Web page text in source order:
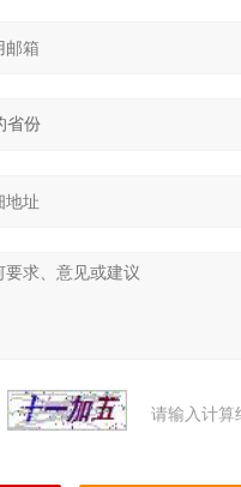
请输入计算